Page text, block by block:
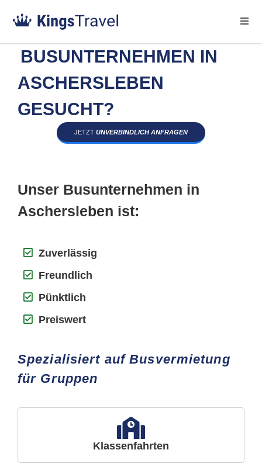
BUSUNTERNEHMEN IN
ASCHERSLEBEN
GESUCHT?
JETZT UNVERBINDLICH ANFRAGEN
Unser Busunternehmen in
Aschersleben ist:
Zuverlässig
Freundlich
Pünktlich
Preiswert
Spezialisiert auf Busvermietung
für Gruppen
Klassenfahrten